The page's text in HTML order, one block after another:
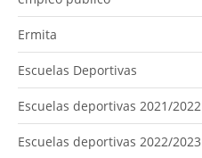
Ermita
Escuelas Deportivas
Escuelas deportivas 2021/2022
Escuelas deportivas 2022/2023